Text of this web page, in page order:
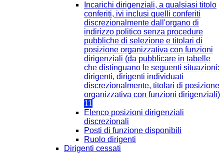
Incarichi dirigenziali, a qualsiasi titolo
conferiti, ivi inclusi quelli conferiti
discrezionalmente dall'organo di
indirizzo politico senza procedure
pubbliche di selezione e titolari di
posizione organizzativa con funzioni
dirigenziali (da pubblicare in tabelle
che distinguano le seguenti situazioni:
dirigenti, dirigenti individuati
discrezionalmente, titolari di posizione
organizzativa con funzioni dirigenziali)
11
Elenco posizioni dirigenziali
discrezionali
Posti di funzione disponibili
Ruolo dirigenti
Dirigenti cessati